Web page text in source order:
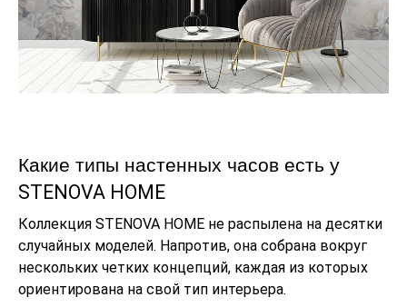
Какие типы настенных часов есть у
STENOVA HOME
Коллекция STENOVA HOME не распылена на десятки
случайных моделей. Напротив, она собрана вокруг
нескольких четких концепций, каждая из которых
ориентирована на свой тип интерьера.